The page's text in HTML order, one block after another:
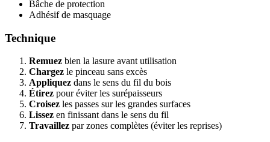
Bâche de protection
Adhésif de masquage
Technique
Remuez bien la lasure avant utilisation
Chargez le pinceau sans excès
Appliquez dans le sens du fil du bois
Étirez pour éviter les surépaisseurs
Croisez les passes sur les grandes surfaces
Lissez en finissant dans le sens du fil
Travaillez par zones complètes (éviter les reprises)